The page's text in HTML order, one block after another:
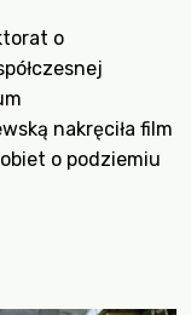
o
nakręciła film
o podziemiu